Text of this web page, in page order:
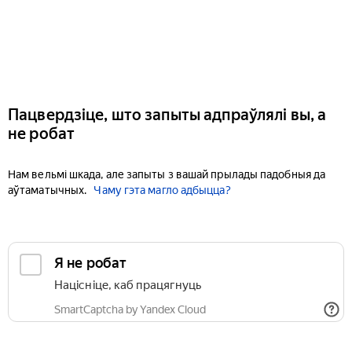
Пацвердзіце, што запыты адпраўлялі вы, а
не робат
Нам вельмі шкада, але запыты з вашай прылады падобныя да
аўтаматычных.
Чаму гэта магло адбыцца?
Я не робат
Націсніце, каб працягнуць
SmartCaptcha by Yandex Cloud